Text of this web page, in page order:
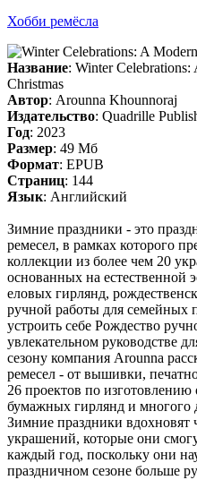
Хобби ремёсла
Название: Winter
Christmas
Автор: Arounna Khounnoraj
Издательство: Quadrille
Год: 2023
Размер: 49 Мб
Формат: EPUB
Страниц: 144
Язык: Английский
Зимние праздники - это
ремесел, в рамках которого
коллекции из более чем 20
основанных на естественной
еловых гирлянд,
ручной работы для семейных
устроить себе Рождество
увлекательном руководстве
сезону компания Arounna
ремесел - от вышивки,
26 проектов по
бумажных гирлянд и многого
Зимние праздники вдохновят
украшений, которые они
каждый год, поскольку они
праздничном сезоне больше